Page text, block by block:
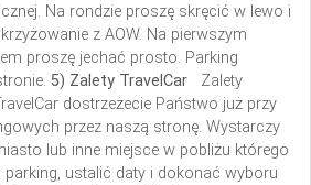
Na rondzie proszę skręcić w lewo i
z AOW. Na pierwszym
proszę jechać prosto. Parking
5) Zalety TravelCar
Zalety
dostrzeżecie Państwo już przy
przez naszą stronę. Wystarczy
lub inne miejsce w pobliżu którego
ustalić daty i dokonać wyboru